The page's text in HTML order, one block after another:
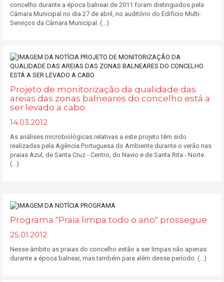
concelho durante a época balnear de 2011 foram distinguidos pela
Câmara Municipal no dia 27 de abril, no auditório do Edifício Multi-
Serviços da Câmara Municipal. (...)
Projeto de monitorização da qualidade das
areias das zonas balneares do concelho está a
ser levado a cabo
14.03.2012
As análises microbiológicas relativas a este projeto têm sido
realizadas pela Agência Portuguesa do Ambiente durante o verão nas
praias Azul, de Santa Cruz - Centro, do Navio e de Santa Rita - Norte.
(...)
Programa "Praia limpa todo o ano" prossegue
25.01.2012
Nesse âmbito as praias do concelho estão a ser limpas não apenas
durante a época balnear, mas também para além desse período. (...)